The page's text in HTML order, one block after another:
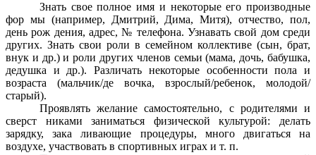
Знать свое полное имя и некоторые его производные
фор мы (например, Дмитрий, Дима, Митя), отчество, пол,
день рож дения, адрес, № телефона. Узнавать свой дом среди
других. Знать свои роли в семейном коллективе (сын, брат,
внук и др.) и роли других членов семьи (мама, дочь, бабушка,
дедушка и др.). Различать некоторые особенности пола и
возраста (мальчик/де вочка, взрослый/ребенок, молодой/
старый).
Проявлять желание самостоятельно, с родителями и
сверст никами заниматься физической культурой: делать
зарядку, зака ливающие процедуры, много двигаться на
воздухе, участвовать в спортивных играх и т. п.